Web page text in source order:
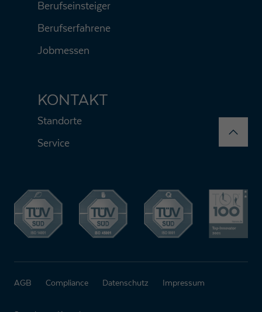
Berufseinsteiger
Berufserfahrene
Jobmessen
KONTAKT
Standorte
Service
AGB Compliance Datenschutz Impressum